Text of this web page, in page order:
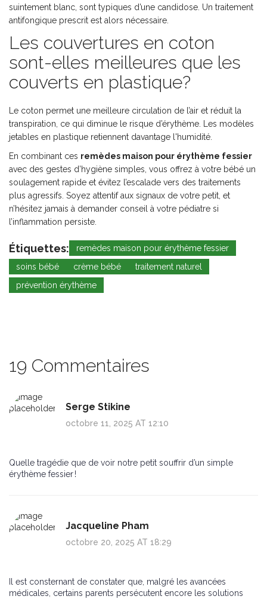
suintement blanc, sont typiques d’une candidose. Un traitement
antifongique prescrit est alors nécessaire.
Les couvertures en coton
sont-elles meilleures que les
couverts en plastique?
Le coton permet une meilleure circulation de l’air et réduit la
transpiration, ce qui diminue le risque d’érythème. Les modèles
jetables en plastique retiennent davantage l'humidité.
En combinant ces remèdes maison pour érythème fessier
avec des gestes d’hygiène simples, vous offrez à votre bébé un
soulagement rapide et évitez l’escalade vers des traitements
plus agressifs. Soyez attentif aux signaux de votre petit, et
n’hésitez jamais à demander conseil à votre pédiatre si
l’inflammation persiste.
Étiquettes:
remèdes maison pour érythème fessier
soins bébé
crème bébé
traitement naturel
prévention érythème
19 Commentaires
Serge Stikine
octobre 11, 2025 AT 12:10
Quelle tragédie que de voir notre petit souffrir d’un simple
érythème fessier !
Jacqueline Pham
octobre 20, 2025 AT 18:29
Il est consternant de constater que, malgré les avancées
médicales, certains parents persécutent encore les solutions